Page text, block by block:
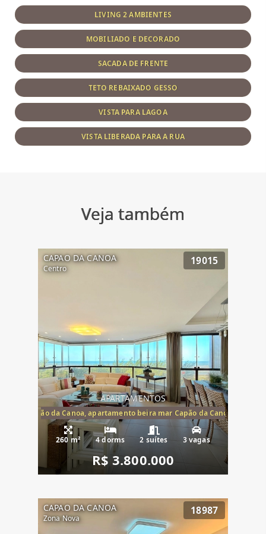
LIVING 2 AMBIENTES
MOBILIADO E DECORADO
SACADA DE FRENTE
TETO REBAIXADO GESSO
VISTA PARA LAGOA
VISTA LIBERADA PARA A RUA
Veja também
CAPAO DA CANOA
Centro
19015
APARTAMENTOS
mar Capão da Canoa, apartamento beira mar Capão da Canoa,
260 m² 4 dorms 2 suítes 3 vagas
R$ 3.800.000
CAPAO DA CANOA
Zona Nova
18987